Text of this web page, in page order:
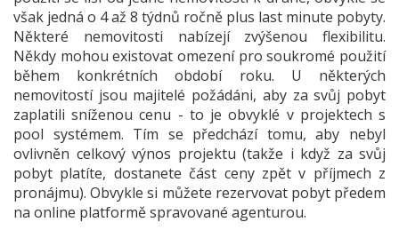
však jedná o 4 až 8 týdnů ročně plus last minute pobyty.
Některé nemovitosti nabízejí zvýšenou flexibilitu.
Někdy mohou existovat omezení pro soukromé použití
během konkrétních období roku. U některých
nemovitostí jsou majitelé požádáni, aby za svůj pobyt
zaplatili sníženou cenu - to je obvyklé v projektech s
pool systémem. Tím se předchází tomu, aby nebyl
ovlivněn celkový výnos projektu (takže i když za svůj
pobyt platíte, dostanete část ceny zpět v příjmech z
pronájmu). Obvykle si můžete rezervovat pobyt předem
na online platformě spravované agenturou.